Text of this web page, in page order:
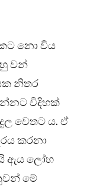
නො විය
වන්
නිතර
විදිහක්
වෙතට ය. ඒ
කරනා
ඇය ලෝභ
මේ